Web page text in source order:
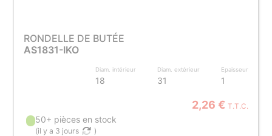
RONDELLE DE BUTÉE
AS1831-IKO
Diam. intérieur
18
Diam. extérieur
31
Epaisseur
1
2,26 € T.T.C.
50+ pièces en stock
(il y a 3 jours )